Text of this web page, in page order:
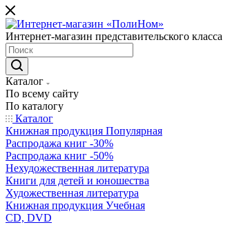
Интернет-магазин представительского класса
Каталог
По всему сайту
По каталогу
Каталог
Книжная продукция Популярная
Распродажа книг -30%
Распродажа книг -50%
Нехудожественная литература
Книги для детей и юношества
Художественная литература
Книжная продукция Учебная
CD, DVD